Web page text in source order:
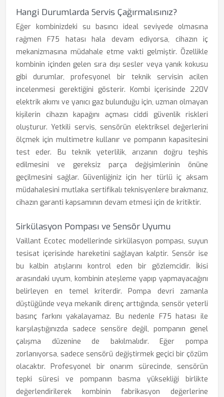
Hangi Durumlarda Servis Çağırmalısınız?
Eğer kombinizdeki su basıncı ideal seviyede olmasına
rağmen F75 hatası hala devam ediyorsa, cihazın iç
mekanizmasına müdahale etme vakti gelmiştir. Özellikle
kombinin içinden gelen sıra dışı sesler veya yanık kokusu
gibi durumlar, profesyonel bir teknik servisin acilen
incelenmesi gerektiğini gösterir. Kombi içerisinde 220V
elektrik akımı ve yanıcı gaz bulunduğu için, uzman olmayan
kişilerin cihazın kapağını açması ciddi güvenlik riskleri
oluşturur. Yetkili servis, sensörün elektriksel değerlerini
ölçmek için multimetre kullanır ve pompanın kapasitesini
test eder. Bu teknik yeterlilik, arızanın doğru teşhis
edilmesini ve gereksiz parça değişimlerinin önüne
geçilmesini sağlar. Güvenliğiniz için her türlü iç aksam
müdahalesini mutlaka sertifikalı teknisyenlere bırakmanız,
cihazın garanti kapsamının devam etmesi için de kritiktir.
Sirkülasyon Pompası ve Sensör Uyumu
Vaillant Ecotec modellerinde sirkülasyon pompası, suyun
tesisat içerisinde hareketini sağlayan kalptir. Sensör ise
bu kalbin atışlarını kontrol eden bir gözlemcidir. İkisi
arasındaki uyum, kombinin ateşleme yapıp yapmayacağını
belirleyen en temel kriterdir. Pompa devri zamanla
düştüğünde veya mekanik direnç arttığında, sensör yeterli
basınç farkını yakalayamaz. Bu nedenle F75 hatası ile
karşılaştığınızda sadece sensöre değil, pompanın genel
çalışma düzenine de bakılmalıdır. Eğer pompa
zorlanıyorsa, sadece sensörü değiştirmek geçici bir çözüm
olacaktır. Profesyonel bir onarım sürecinde, sensörün
tepki süresi ve pompanın basma yüksekliği birlikte
değerlendirilerek kombinin fabrikasyon değerlerine